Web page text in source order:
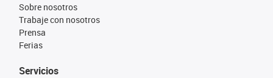
Sobre nosotros
Trabaje con nosotros
Prensa
Ferias
Servicios